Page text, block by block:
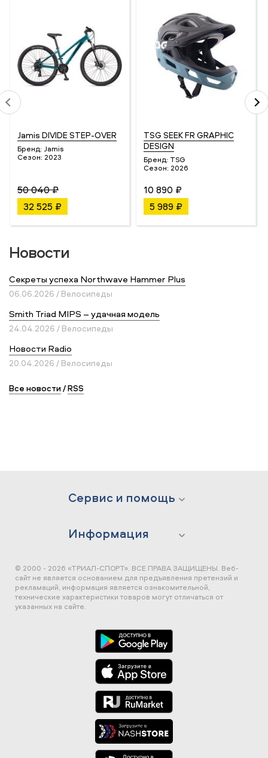
Jamis DIVIDE STEP-OVER
Бренд: Jamis
Сезон: 2023
50 040 ₽
32 525 ₽
TSG SEEK FR GRAPHIC
DESIGN
Бренд: TSG
Сезон: 2026
10 890 ₽
5 989 ₽
Новости
Секреты успеха Northwave Hammer Plus
06.06.2026 / Велосипеды
Smith Triad MIPS – удачная модель
24.04.2026 / Велосипеды
Новости Radio
20.04.2026 / Велосипеды
Все новости/RSS
Сервис и помощь
Информация
© 2000 - 2026 «ТРИАЛ-СПОРТ». ВСЕ ПРАВА ЗАЩИЩЕНЫ. Веб-
сайт не является основанием для предъявления претензий и
рекламаций, информация является ознакомительной,
технические характеристики товаров могут отличаться от
указанных на сайте.